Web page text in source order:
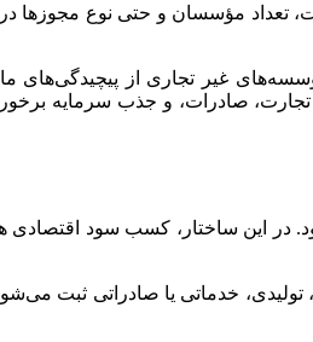
تعداد مؤسسان و حتی نوع مجوزها در
غیر تجاری از پیچیدگی‌های
تجارت، صادرات، و جذب سرمایه
در این ساختار، کسب سود
خدماتی یا صادراتی ثبت